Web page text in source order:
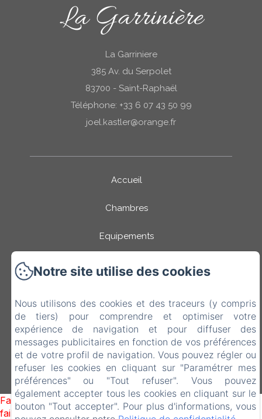
La Garrinière
La Garriniere
385 Av. du Serpolet
83700 - Saint-Raphaël
Téléphone: +33 6 07 43 50 99
joel.kastler@orange.fr
Accueil
Chambres
Equipements
Tourisme
Livre d'or
Contact et accès
Créé par Amenitiz
Failed to load BookingEngine/index: Loading chunk 93
failed. (missing:
Notre site utilise des cookies
Nous utilisons des cookies et des traceurs (y compris
de tiers) pour comprendre et optimiser votre
expérience de navigation et pour diffuser des
messages publicitaires en fonction de vos préférences
et de votre profil de navigation. Vous pouvez régler ou
refuser les cookies en cliquant sur "Paramétrer mes
préférences" ou "Tout refuser". Vous pouvez
également accepter tous les cookies en cliquant sur le
bouton "Tout accepter". Pour plus d'informations, vous